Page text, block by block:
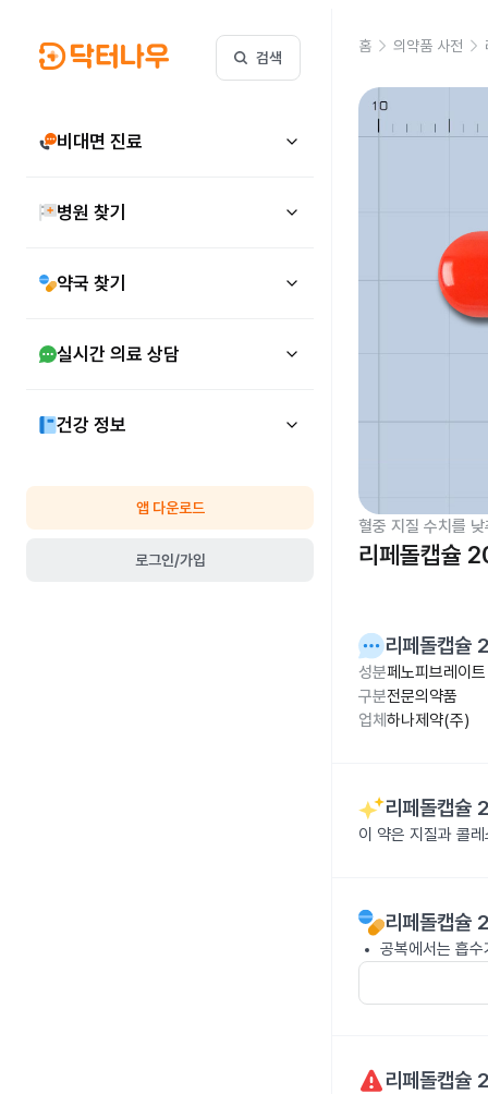
검색
비대면 진료
병원 찾기
약국 찾기
실시간 의료 상담
건강 정보
앱 다운로드
로그인/가입
홈 의약품 사전
혈중 지질 수치를
리페돌캡슐
리페돌캡
성분페노피브레이
구분전문의약품
업체 하나제약(주)
리페돌캡
이 약은 지질과 콜
리페돌캡
공복에서는 흡
리페돌캡